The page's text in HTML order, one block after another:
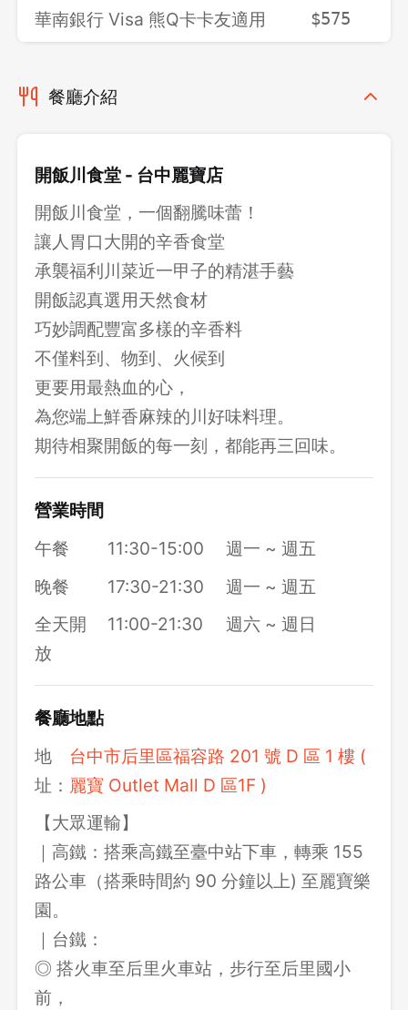
華南銀行 Visa 熊Q卡卡友適用 $575
餐廳介紹
開飯川食堂 - 台中麗寶店
開飯川食堂，一個翻騰味蕾！
讓人胃口大開的辛香食堂
承襲福利川菜近一甲子的精湛手藝
開飯認真選用天然食材
巧妙調配豐富多樣的辛香料
不僅料到、物到、火候到
更要用最熱血的心，
為您端上鮮香麻辣的川好味料理。
期待相聚開飯的每一刻，都能再三回味。
營業時間
午餐
11:30-15:00
週一 ~ 週五
晚餐
17:30-21:30
週一 ~ 週五
全天開
放
11:00-21:30 週六 ~ 週日
餐廳地點
地
址：
台中市后里區福容路 201 號 D 區 1 樓 (
麗寶 Outlet Mall D 區1F )
【大眾運輸】
｜高鐵：搭乘高鐵至臺中站下車，轉乘 155
路公車（搭乘時間約 90 分鐘以上) 至麗寶樂
園。
｜台鐵：
◎ 搭火車至后里火車站，步行至后里國小
前，